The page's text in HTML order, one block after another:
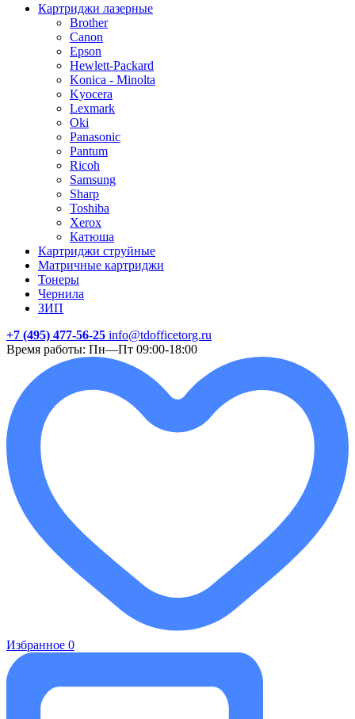
Картриджи лазерные
Brother
Canon
Epson
Hewlett-Packard
Konica - Minolta
Kyocera
Lexmark
Oki
Panasonic
Pantum
Ricoh
Samsung
Sharp
Toshiba
Xerox
Катюша
Картриджи струйные
Матричные картриджи
Тонеры
Чернила
ЗИП
+7 (495) 477-56-25 info@tdofficetorg.ru
Время работы: Пн—Пт 09:00-18:00
Избранное 0